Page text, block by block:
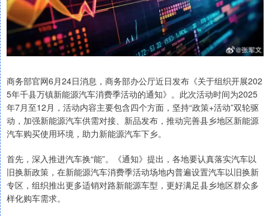
商务部官网6月24日消息，商务部办公厅近日发布《关于组织开展202
5年千县万镇新能源汽车消费季活动的通知》。此次活动时间为2025
年7月至12月，活动内容主要包含四个方面，坚持“政策+活动”双轮驱
动，加强新能源汽车供需对接、新品发布，推动完善县乡地区新能源
汽车购买使用环境，助力新能源汽车下乡。
首先，深入推进汽车换“能”。《通知》提出，各地要认真落实汽车以
旧换新政策，在新能源汽车消费季活动场地内普遍设置汽车以旧换新
专区，组织推出更多适销对路新能源车型，更好满足县乡地区群众多
样化购车需求。